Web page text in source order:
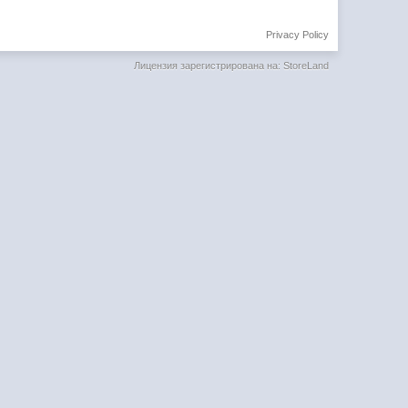
Privacy Policy
Лицензия зарегистрирована на: StoreLand